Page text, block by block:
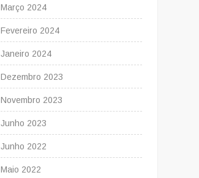
Março 2024
Fevereiro 2024
Janeiro 2024
Dezembro 2023
Novembro 2023
Junho 2023
Junho 2022
Maio 2022